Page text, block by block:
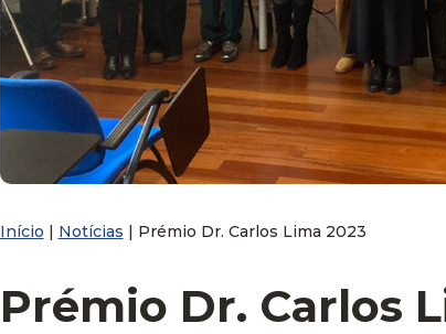
Início | Notícias | Prémio Dr. Carlos Lima 2023
Prémio Dr. Carlos